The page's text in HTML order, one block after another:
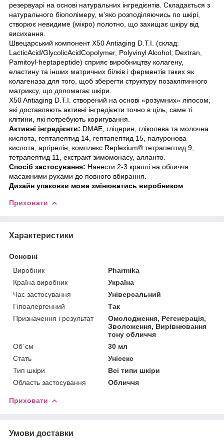
резервуарі на основі натуральних інгредієнтів. Складається з
натурального біополімеру, м'яко розподіляючись по шкірі,
створює невидиме (мікро) полотно, що захищає шкіру від
висихання.
Швецарський компонент X50 Antiaging D.T.I. (склад:
LacticAcid/GlycolicAcidCopolymer, Polyvinyl Alcohol, Dextran,
Pamitoyl-heptapeptide) сприяє виробництву колагену,
еластину та інших матричних білків і ферментів таких як
колагеназа для того, щоб зберегти структуру позаклітинного
матриксу, що допомагає шкіри.
X50 Antiaging D.T.I. створений на основі «розумних» ліпосом,
які доставляють активні інгредієнти точно в ціль, саме ті
клітини, які потребують коригування.
Активні інгредієнти: DMAE, гліцерин, гліколева та молочна
кислота, гептапептид 14, гептапептид 15, гіалуронова
кислота, аргірелін, комплекс Replexium® тетрапептид 9,
тетрапептид 11, екстракт зимомонасу, алланто.
Спосіб застосування: Нанести 2-3 краплі на обличчя
масажними рухами до повного вбирання.
Дизайн упаковки може змінюватись виробником
Приховати
Характеристики
Основні
Виробник
Pharmika
Країна виробник
Україна
Час застосування
Універсальний
Гіпоалергенний
Так
Призначення і результат
Омолодження, Регенерація,
Зволоження, Вирівнювання
тону обличчя
Об`єм
30 мл
Стать
Унісекс
Тип шкіри
Всі типи шкіри
Область застосування
Обличчя
Приховати
Умови доставки